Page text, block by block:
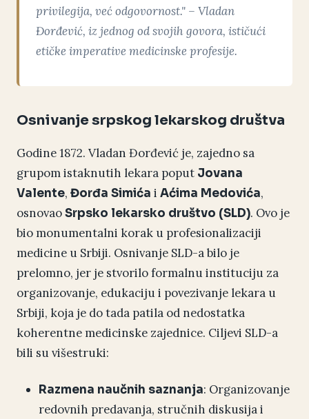
privilegija, već odgovornost." – Vladan
Đorđević, iz jednog od svojih govora, ističući
etičke imperative medicinske profesije.
Osnivanje srpskog lekarskog društva
Godine 1872. Vladan Đorđević je, zajedno sa
grupom istaknutih lekara poput Jovana
Valente, Đorđa Simića i Aćima Medovića,
osnovaoSrpsko lekarsko društvo (SLD). Ovo je
bio monumentalni korak u profesionalizaciji
medicine u Srbiji. Osnivanje SLD-a bilo je
prelomno, jer je stvorilo formalnu instituciju za
organizovanje, edukaciju i povezivanje lekara u
Srbiji, koja je do tada patila od nedostatka
koherentne medicinske zajednice. Ciljevi SLD-a
bili su višestruki:
Razmena naučnih saznanja: Organizovanje
redovnih predavanja, stručnih diskusija i